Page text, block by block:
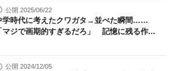
公開 2025/06/22
学時代に考えたクワガタ→並べた瞬間……
マジで画期的すぎるだろ」 記憶に残る作...
公開 2024/12/05